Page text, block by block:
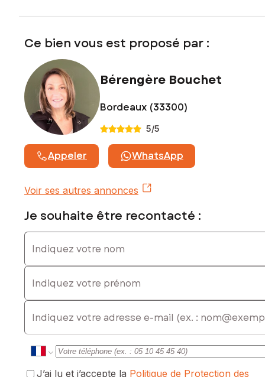
Ce bien vous est proposé par :
Bérengère Bouchet
Bordeaux (33300)
5/5
Appeler WhatsApp
Voir ses autres annonces
Je souhaite être recontacté :
Indiquez votre nom
Indiquez votre prénom
E-mail
J’ai lu et j’accepte la Politique de Protection des